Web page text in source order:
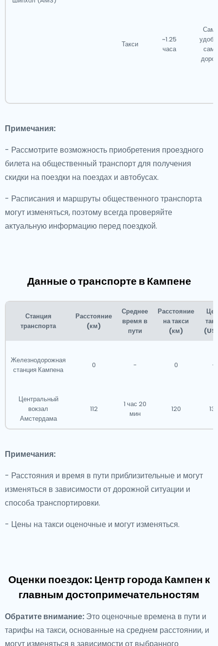
Такси
~1.25
часа
Примечания:
- Рассмотрите возможность приобретения проездного
билета на общественный транспорт для получения
скидки на поездки на поездах и автобусах.
- Расписания и маршруты общественного транспорта
могут изменяться, поэтому всегда проверяйте
актуальную информацию перед поездкой.
Данные о транспорте в Кампене
Станция
транспорта
Расстояние
(км)
Среднее
время в
пути
Расстояние
на такси
(км)
Железнодорожная
станция Кампена
0 - 0 -
Центральный
вокзал
Амстердама
112
1 час 20
мин
120
Примечания:
- Расстояния и время в пути приблизительные и могут
изменяться в зависимости от дорожной ситуации и
способа транспортировки.
- Цены на такси оценочные и могут изменяться.
Оценки поездок: Центр города Кампен к
главным достопримечательностям
Обратите внимание: Это оценочные времена в пути и
тарифы на такси, основанные на среднем расстоянии, и